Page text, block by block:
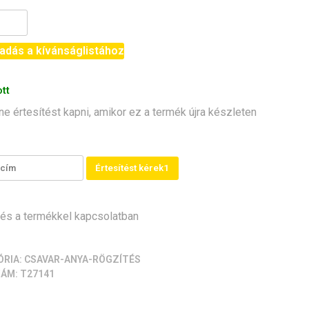
a kívánságlistához
értesítést kapni, amikor ez a termék újra készleten
Értesítést kérek1
a termékkel kapcsolatban
CSAVAR-ANYA-RÖGZÍTÉS
T27141